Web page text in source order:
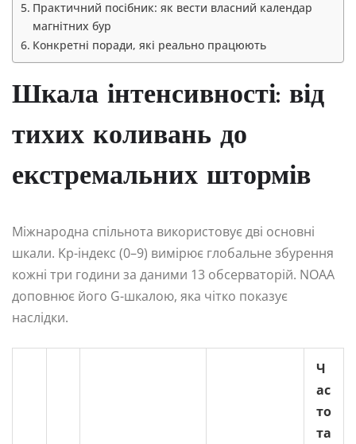
Практичний посібник: як вести власний календар
магнітних бур
Конкретні поради, які реально працюють
Шкала інтенсивності: від
тихих коливань до
екстремальних штормів
Міжнародна спільнота використовує дві основні
шкали. Kp-індекс (0–9) вимірює глобальне збурення
кожні три години за даними 13 обсерваторій. NOAA
доповнює його G-шкалою, яка чітко показує
наслідки.
Ч
ас
то
та